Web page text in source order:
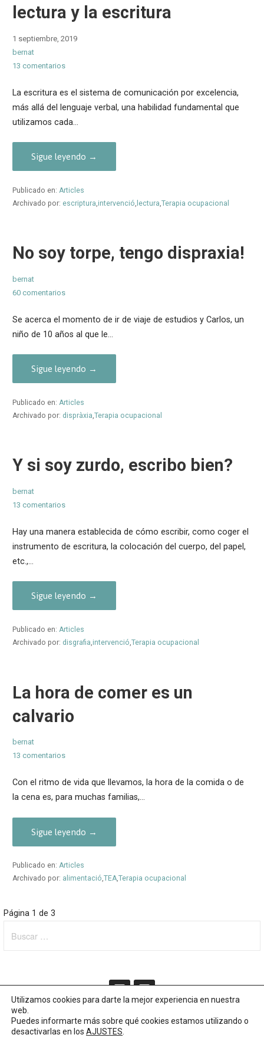
lectura y la escritura
1 septiembre, 2019
bernat
13 comentarios
La escritura es el sistema de comunicación por excelencia,
más allá del lenguaje verbal, una habilidad fundamental que
utilizamos cada…
Sigue leyendo →
Publicado en: Articles
Archivado por: escriptura intervenció lectura Terapia ocupacional
No soy torpe, tengo dispraxia!
bernat
60 comentarios
Se acerca el momento de ir de viaje de estudios y Carlos, un
niño de 10 años al que le…
Sigue leyendo →
Publicado en: Articles
Archivado por: dispràxia,Terapia ocupacional
Y si soy zurdo, escribo bien?
bernat
13 comentarios
Hay una manera establecida de cómo escribir, como coger el
instrumento de escritura, la colocación del cuerpo, del papel,
etc.,…
Sigue leyendo →
Publicado en: Articles
Archivado por: disgrafia,intervenció,Terapia ocupacional
La hora de comer es un
calvario
bernat
13 comentarios
Con el ritmo de vida que llevamos, la hora de la comida o de
la cena es, para muchas familias,…
Sigue leyendo →
Publicado en: Articles
Archivado por: alimentació,TEA,Terapia ocupacional
Navegación
por
Página 1 de 3
Copyright © Centre Daia 2019
Utilizamos cookies para darte la mejor experiencia en nuestra
web.
Puedes informarte más sobre qué cookies estamos utilizando o
desactivarlas en los AJUSTES